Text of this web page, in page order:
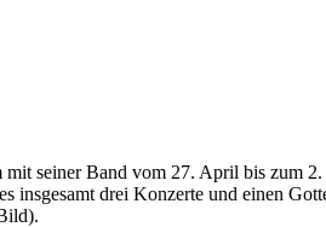
mit seiner Band vom 27. April bis zum
insgesamt drei Konzerte und einen